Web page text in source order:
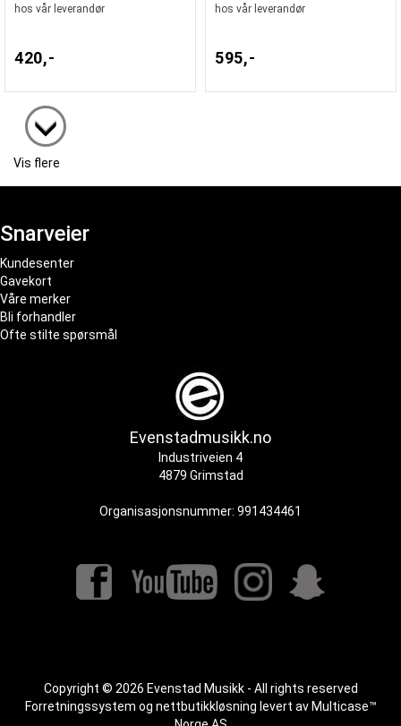
hos vår leverandør
420,-
hos vår leverandør
595,-
Vis flere
Snarveier
Kundesenter
Gavekort
Våre merker
Bli forhandler
Ofte stilte spørsmål
Evenstadmusikk.no
Industriveien 4
4879 Grimstad
Organisasjonsnummer: 991434461
Copyright © 2026 Evenstad Musikk - All rights reserved
Forretningssystem og nettbutikkløsning levert av Multicase™